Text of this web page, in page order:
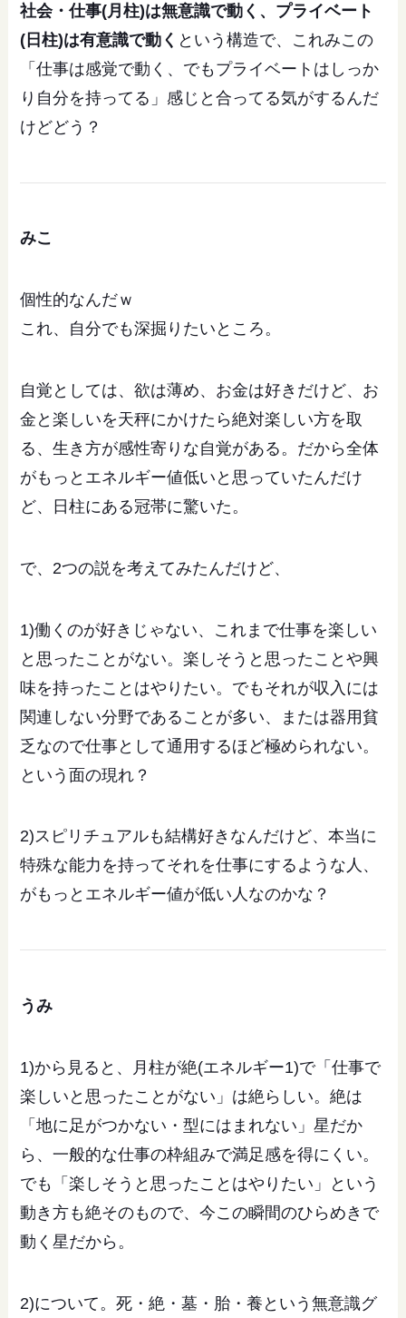
社会・仕事(月柱)は無意識で動く、プライベート
(日柱)は有意識で動く という構造で、これみこの
「仕事は感覚で動く、でもプライベートはしっか
り自分を持ってる」感じと合ってる気がするんだ
けどどう？
みこ
個性的なんだｗ
これ、自分でも深掘りたいところ。
自覚としては、欲は薄め、お金は好きだけど、お
金と楽しいを天秤にかけたら絶対楽しい方を取
る、生き方が感性寄りな自覚がある。だから全体
がもっとエネルギー値低いと思っていたんだけ
ど、日柱にある冠帯に驚いた。
で、2つの説を考えてみたんだけど、
1)働くのが好きじゃない、これまで仕事を楽しい
と思ったことがない。楽しそうと思ったことや興
味を持ったことはやりたい。でもそれが収入には
関連しない分野であることが多い、または器用貧
乏なので仕事として通用するほど極められない。
という面の現れ？
2)スピリチュアルも結構好きなんだけど、本当に
特殊な能力を持ってそれを仕事にするような人、
がもっとエネルギー値が低い人なのかな？
うみ
1)から見ると、月柱が絶(エネルギー1)で「仕事で
楽しいと思ったことがない」は絶らしい。絶は
「地に足がつかない・型にはまれない」星だか
ら、一般的な仕事の枠組みで満足感を得にくい。
でも「楽しそうと思ったことはやりたい」という
動き方も絶そのもので、今この瞬間のひらめきで
動く星だから。
2)について。死・絶・墓・胎・養という無意識グ